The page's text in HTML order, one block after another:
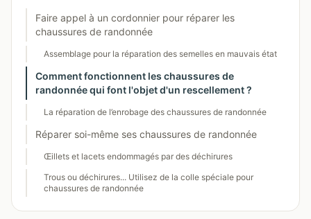
Faire appel à un cordonnier pour réparer les
chaussures de randonnée
Assemblage pour la réparation des semelles en mauvais état
Comment fonctionnent les chaussures de
randonnée qui font l'objet d'un rescellement ?
La réparation de l’enrobage des chaussures de randonnée
Réparer soi-même ses chaussures de randonnée
Œillets et lacets endommagés par des déchirures
Trous ou déchirures... Utilisez de la colle spéciale pour
chaussures de randonnée